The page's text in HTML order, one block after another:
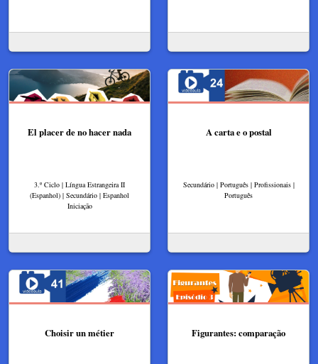
El placer de no hacer nada
3.º Ciclo | Língua Estrangeira II
(Espanhol) | Secundário | Espanhol
Iniciação
A carta e o postal
Secundário | Português | Profissionais |
Português
Choisir un métier Figurantes: comparação